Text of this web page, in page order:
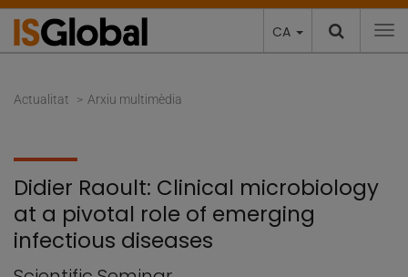
CA
Actualitat Arxiu multimèdia
Didier Raoult: Clinical microbiology
at a pivotal role of emerging
infectious diseases